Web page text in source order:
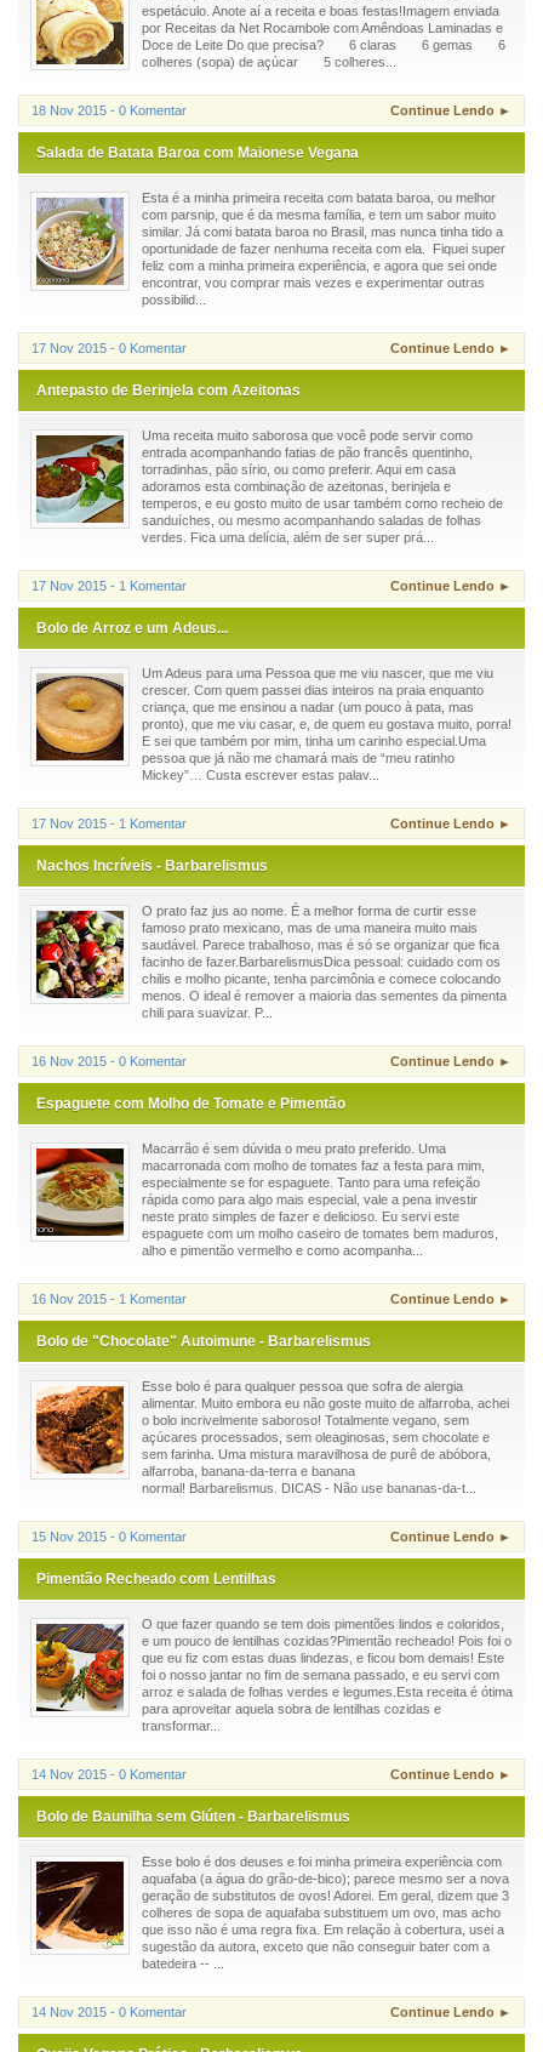
espetáculo. Anote aí a receita e boas festas!Imagem enviada
por Receitas da Net Rocambole com Amêndoas Laminadas e
Doce de Leite Do que precisa? 6 claras 6 gemas 6
colheres (sopa) de açúcar 5 colheres...
18 Nov 2015 - 0 Komentar Continue Lendo ►
Salada de Batata Baroa com Maionese Vegana
Esta é a minha primeira receita com batata baroa, ou melhor
com parsnip, que é da mesma família, e tem um sabor muito
similar. Já comi batata baroa no Brasil, mas nunca tinha tido a
oportunidade de fazer nenhuma receita com ela. Fiquei super
feliz com a minha primeira experiência, e agora que sei onde
encontrar, vou comprar mais vezes e experimentar outras
possibilid...
17 Nov 2015 - 0 Komentar Continue Lendo ►
Antepasto de Berinjela com Azeitonas
Uma receita muito saborosa que você pode servir como
entrada acompanhando fatias de pão francês quentinho,
torradinhas, pão sírio, ou como preferir. Aqui em casa
adoramos esta combinação de azeitonas, berinjela e
temperos, e eu gosto muito de usar também como recheio de
sanduíches, ou mesmo acompanhando saladas de folhas
verdes. Fica uma delícia, além de ser super prá...
17 Nov 2015 - 1 Komentar Continue Lendo ►
Bolo de Arroz e um Adeus...
Um Adeus para uma Pessoa que me viu nascer, que me viu
crescer. Com quem passei dias inteiros na praia enquanto
criança, que me ensinou a nadar (um pouco à pata, mas
pronto), que me viu casar, e, de quem eu gostava muito, porra!
E sei que também por mim, tinha um carinho especial.Uma
pessoa que já não me chamará mais de “meu ratinho
Mickey”… Custa escrever estas palav...
17 Nov 2015 - 1 Komentar Continue Lendo ►
Nachos Incríveis - Barbarelismus
O prato faz jus ao nome. É a melhor forma de curtir esse
famoso prato mexicano, mas de uma maneira muito mais
saudável. Parece trabalhoso, mas é só se organizar que fica
facinho de fazer.BarbarelismusDica pessoal: cuidado com os
chilis e molho picante, tenha parcimônia e comece colocando
menos. O ideal é remover a maioria das sementes da pimenta
chili para suavizar. P...
16 Nov 2015 - 0 Komentar Continue Lendo ►
Espaguete com Molho de Tomate e Pimentão
Macarrão é sem dúvida o meu prato preferido. Uma
macarronada com molho de tomates faz a festa para mim,
especialmente se for espaguete. Tanto para uma refeição
rápida como para algo mais especial, vale a pena investir
neste prato simples de fazer e delicioso. Eu servi este
espaguete com um molho caseiro de tomates bem maduros,
alho e pimentão vermelho e como acompanha...
16 Nov 2015 - 1 Komentar Continue Lendo ►
Bolo de "Chocolate" Autoimune - Barbarelismus
Esse bolo é para qualquer pessoa que sofra de alergia
alimentar. Muito embora eu não goste muito de alfarroba, achei
o bolo incrivelmente saboroso! Totalmente vegano, sem
açúcares processados, sem oleaginosas, sem chocolate e
sem farinha. Uma mistura maravilhosa de purê de abóbora,
alfarroba, banana-da-terra e banana
normal! Barbarelismus. DICAS - Não use bananas-da-t...
15 Nov 2015 - 0 Komentar Continue Lendo ►
Pimentão Recheado com Lentilhas
O que fazer quando se tem dois pimentões lindos e coloridos,
e um pouco de lentilhas cozidas?Pimentão recheado! Pois foi o
que eu fiz com estas duas lindezas, e ficou bom demais! Este
foi o nosso jantar no fim de semana passado, e eu servi com
arroz e salada de folhas verdes e legumes.Esta receita é ótima
para aproveitar aquela sobra de lentilhas cozidas e
transformar...
14 Nov 2015 - 0 Komentar Continue Lendo ►
Bolo de Baunilha sem Glúten - Barbarelismus
Esse bolo é dos deuses e foi minha primeira experiência com
aquafaba (a água do grão-de-bico); parece mesmo ser a nova
geração de substitutos de ovos! Adorei. Em geral, dizem que 3
colheres de sopa de aquafaba substituem um ovo, mas acho
que isso não é uma regra fixa. Em relação à cobertura, usei a
sugestão da autora, exceto que não conseguir bater com a
batedeira -- ...
14 Nov 2015 - 0 Komentar Continue Lendo ►